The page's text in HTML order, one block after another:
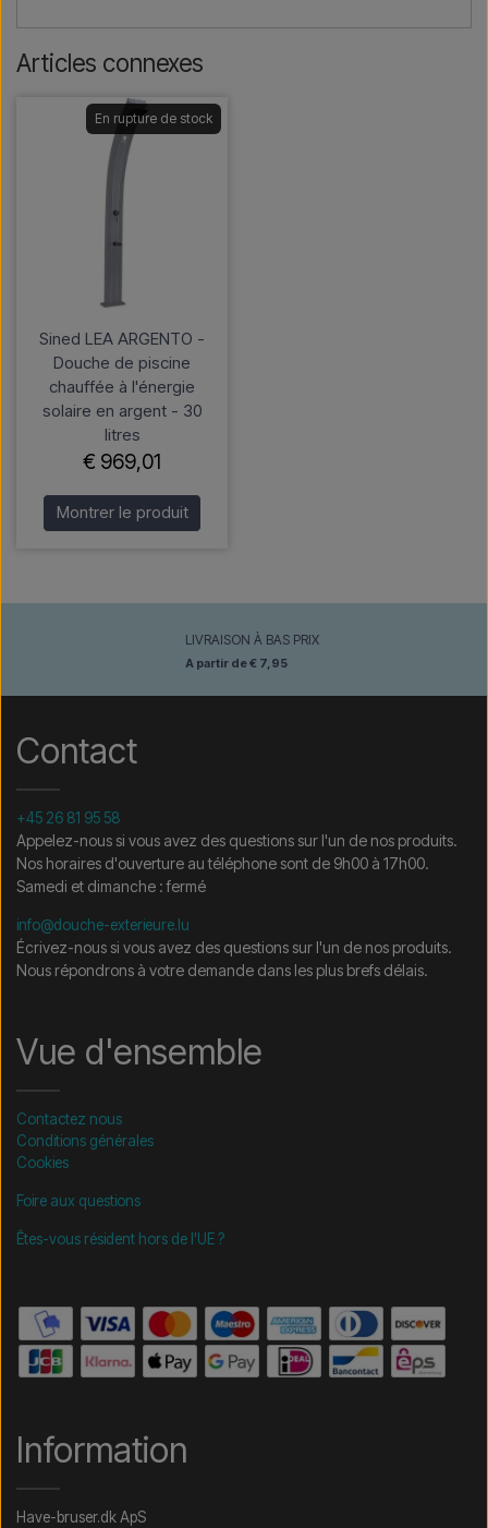
Articles connexes
En rupture de stock
Sined LEA ARGENTO -
Douche de piscine
chauffée à l'énergie
solaire en argent - 30
litres
€ 969,01
Montrer le produit
LIVRAISON À BAS PRIX
A partir de € 7,95
Contact
+45 26 81 95 58
Appelez-nous si vous avez des questions sur l'un de nos produits.
Nos horaires d'ouverture au téléphone sont de 9h00 à 17h00.
Samedi et dimanche : fermé
info@douche-exterieure.lu
Écrivez-nous si vous avez des questions sur l'un de nos produits.
Nous répondrons à votre demande dans les plus brefs délais.
Vue d'ensemble
Contactez nous
Conditions générales
Cookies
Foire aux questions
Êtes-vous résident hors de l'UE ?
Information
Have-bruser.dk ApS